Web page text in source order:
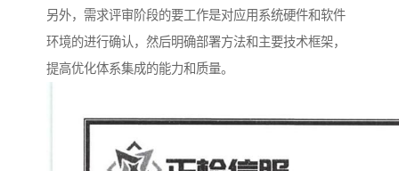
另外，需求评审阶段的要工作是对应用系统硬件和软件
环境的进行确认，然后明确部署方法和主要技术框架，
提高优化体系集成的能力和质量。